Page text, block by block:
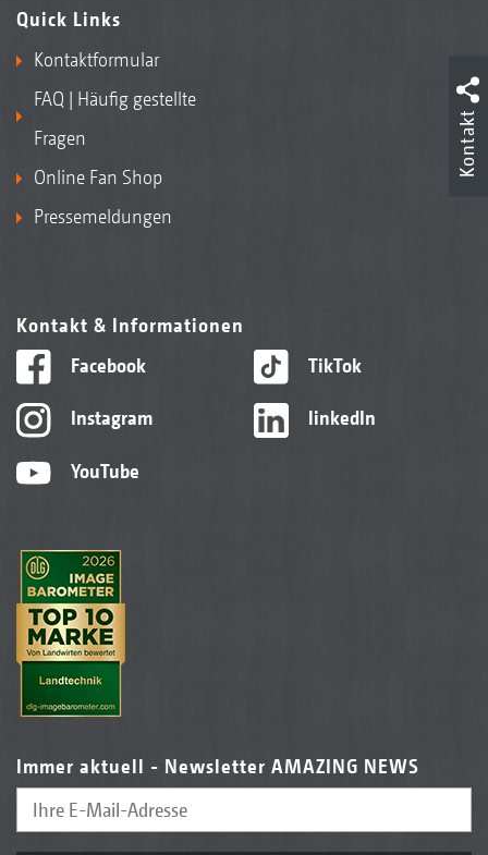
Quick Links
Kontaktformular
FAQ | Häufig gestellte
Fragen
Online Fan Shop
Pressemeldungen
Kontakt & Informationen
Facebook
Instagram
YouTube
TikTok
linkedIn
Immer aktuell - Newsletter AMAZING NEWS
Kontakt